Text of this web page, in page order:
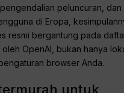
peluncuran, dan
di Eropa,
resmi bergantung pada
OpenAI, bukan hanya
browser Anda.
untuk